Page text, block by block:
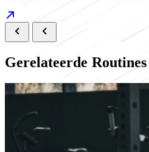
Gerelateerde Routines